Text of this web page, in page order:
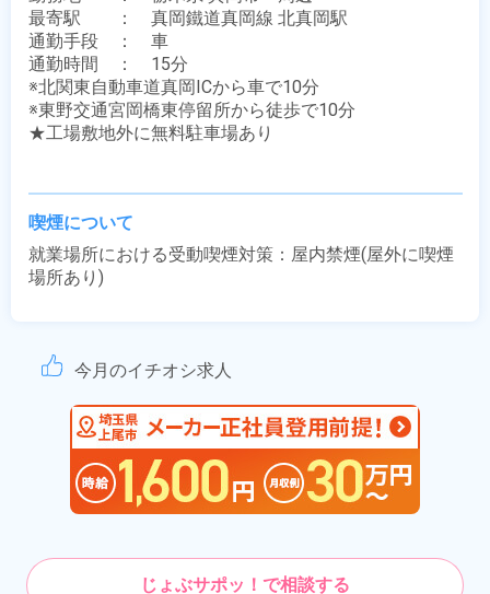
最寄駅　　：　真岡鐵道真岡線 北真岡駅
通勤手段　：　車
通勤時間　：　15分
※北関東自動車道真岡ICから車で10分
※東野交通宮岡橋東停留所から徒歩で10分
★工場敷地外に無料駐車場あり
喫煙について
就業場所における受動喫煙対策：屋内禁煙(屋外に喫煙
場所あり)
今月のイチオシ求人
じょぶサポッ！で相談する